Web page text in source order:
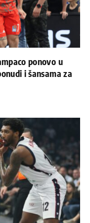
ponovo u
i šansama za